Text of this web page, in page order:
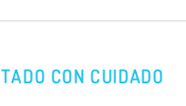
CON CUIDADO